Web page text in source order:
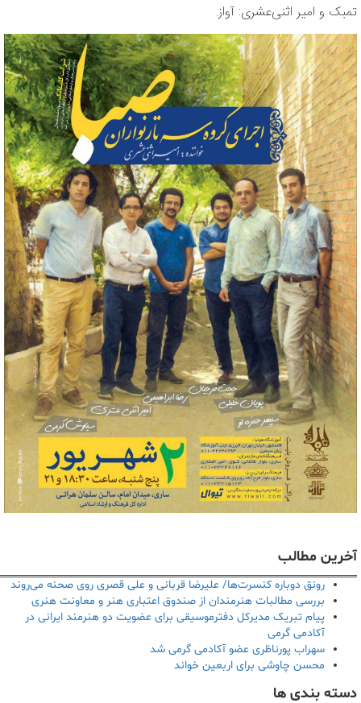
تمبک و امیر اثنی‌عشری: آواز.
آخرین مطالب
رونق دوباره کنسرت‌ها/ علیرضا قربانی و علی قصری روی صحنه می‌روند
بررسی مطالبات هنرمندان از صندوق اعتباری هنر و معاونت هنری
پیام تبریک مدیرکل دفترموسیقی برای عضویت دو هنرمند ایرانی در
آکادمی گرمی
سهراب پورناظری عضو آکادمی گرمی شد
محسن چاوشی برای اربعین خواند
دسته بندی ها